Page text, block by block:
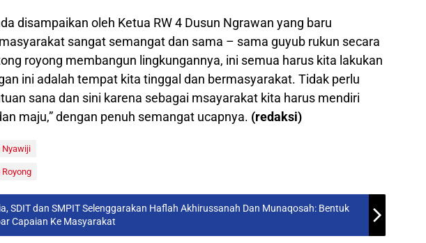
disampaikan oleh Ketua RW 4 Dusun Ngrawan yang baru
sangat semangat dan sama – sama guyub rukun secara
royong membangun lingkungannya, ini semua harus kita lakukan
ini adalah tempat kita tinggal dan bermasyarakat. Tidak perlu
sana dan sini karena sebagai msayarakat kita harus mendiri
maju,” dengan penuh semangat ucapnya. (redaksi)
Nyawiji
SDIT dan SMPIT Selenggarakan Haflah Akhirussanah Dan Munaqosah: Bentuk
Capaian Ke Masyarakat